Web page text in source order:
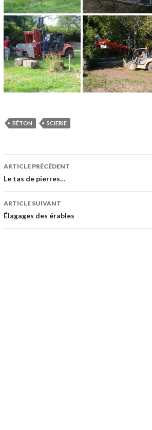
BÉTON SCIERIE
Navigation
des
articles
ARTICLE PRÉCÉDENT
Le tas de pierres…
ARTICLE SUIVANT
Élagages des érables